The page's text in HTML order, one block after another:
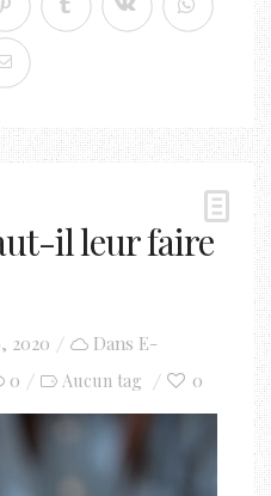
il leur faire
2020 Dans E-
0 Aucun tag 0